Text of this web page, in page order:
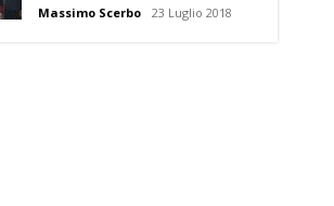
Massimo Scerbo 23 Luglio 2018